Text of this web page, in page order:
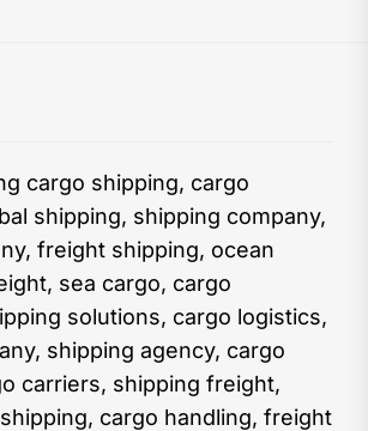
cargo shipping, cargo
shipping, shipping company,
freight shipping, ocean
sea cargo, cargo
solutions, cargo logistics,
shipping agency, cargo
carriers, shipping freight,
cargo handling, freight